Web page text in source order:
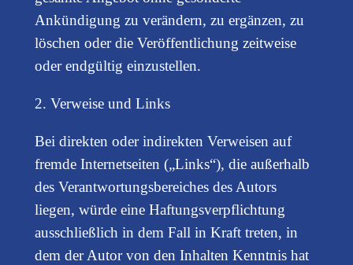
Ankündigung zu verändern, zu ergänzen, zu
löschen oder die Veröffentlichung zeitweise
oder endgültig einzustellen.
2. Verweise und Links
Bei direkten oder indirekten Verweisen auf
fremde Internetseiten („Links“), die außerhalb
des Verantwortungsbereiches des Autors
liegen, würde eine Haftungsverpflichtung
ausschließlich in dem Fall in Kraft treten, in
dem der Autor von den Inhalten Kenntnis hat